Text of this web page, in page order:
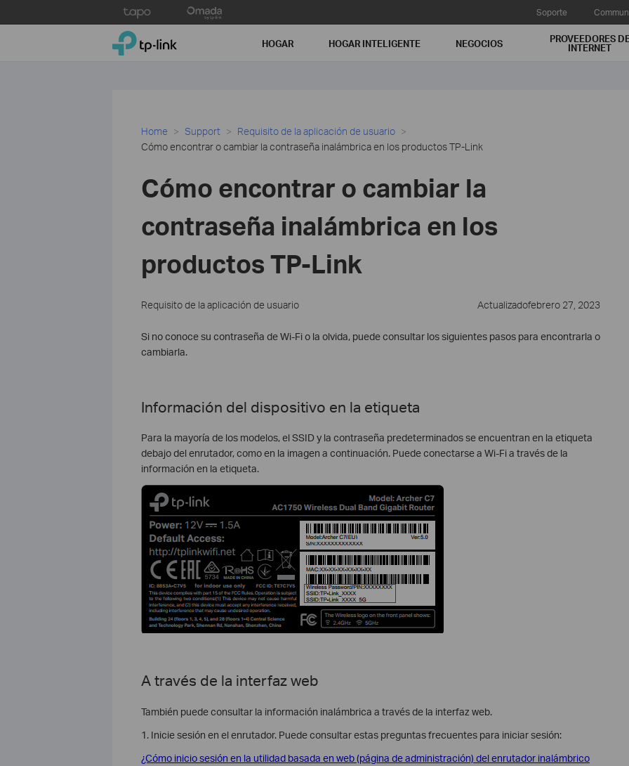
to
Soporte
TP-Link, Reliably Smart HOGAR HOGAR INTELIGENTE NEGOCIOS PROVEEDORES
INTERNET
Home Support
Requisito de la aplicación de usuario
Cómo encontrar o cambiar la contraseña inalámbrica en los productos TP-Link
Cómo encontrar o cambiar la
contraseña inalámbrica en los
productos TP-Link
Requisito de la aplicación de usuario Actualizadofebrero 27, 2023
Si no conoce su contraseña de Wi-Fi o la olvida, puede consultar los siguientes pasos para encontrarla o
cambiarla.
Información del dispositivo en la etiqueta
Para la mayoría de los modelos, el SSID y la contraseña predeterminados se encuentran en la etiqueta
debajo del enrutador, como en la imagen a continuación. Puede conectarse a Wi-Fi a través de la
información en la etiqueta.
A través de la interfaz web
También puede consultar la información inalámbrica a través de la interfaz web.
1. Inicie sesión en el enrutador. Puede consultar estas preguntas frecuentes para iniciar sesión:
¿Cómo inicio sesión en la utilidad basada en web (página de administración) del enrutador inalámbrico